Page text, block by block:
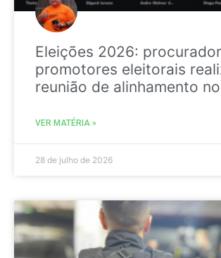
Eleições 2026:
promotores eleitorais
reunião de alinhamento no
VER MATÉRIA »
28 de julho de 2026